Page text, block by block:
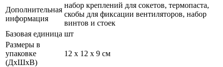
Дополнительная
информация
набор креплений для сокетов, термопаста,
скобы для фиксации вентиляторов, набор
винтов и стоек
Базовая единица шт
Размеры в
упаковке
(ДхШхВ)
12 x 12 x 9 см